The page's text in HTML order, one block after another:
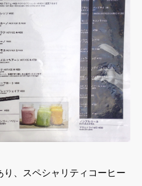
、スペシャリティコーヒー